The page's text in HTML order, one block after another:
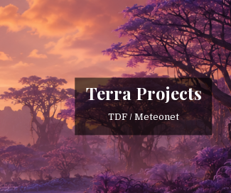
Terra Projects
TDF / Meteonet